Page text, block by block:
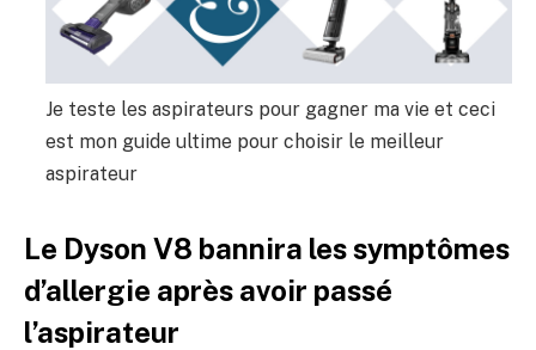
Je teste les aspirateurs pour gagner ma vie et ceci
est mon guide ultime pour choisir le meilleur
aspirateur
Le Dyson V8 bannira les symptômes
d’allergie après avoir passé
l’aspirateur